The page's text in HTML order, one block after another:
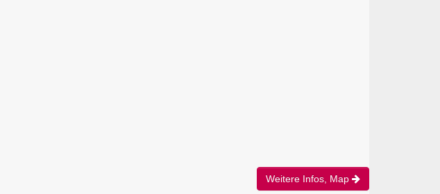
Weitere Infos, Map